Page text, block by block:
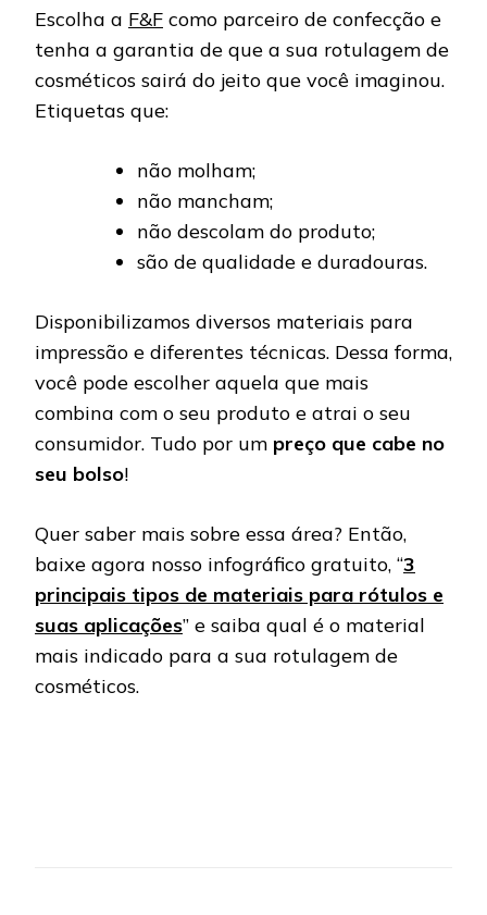
Escolha a F&F como parceiro de confecção e
tenha a garantia de que a sua rotulagem de
cosméticos sairá do jeito que você imaginou.
Etiquetas que:
não molham;
não mancham;
não descolam do produto;
são de qualidade e duradouras.
Disponibilizamos diversos materiais para
impressão e diferentes técnicas. Dessa forma,
você pode escolher aquela que mais
combina com o seu produto e atrai o seu
consumidor. Tudo por um preço que cabe no
seu bolso!
Quer saber mais sobre essa área? Então,
baixe agora nosso infográfico gratuito, “3
principais tipos de materiais para rótulos e
suas aplicações” e saiba qual é o material
mais indicado para a sua rotulagem de
cosméticos.